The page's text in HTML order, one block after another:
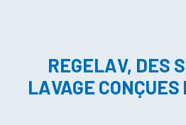
REGELAV, DES
LAVAGE CONÇUES